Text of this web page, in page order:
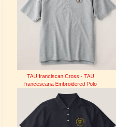
TAU franciscan Cross - TAU
francescana Embroidered Polo